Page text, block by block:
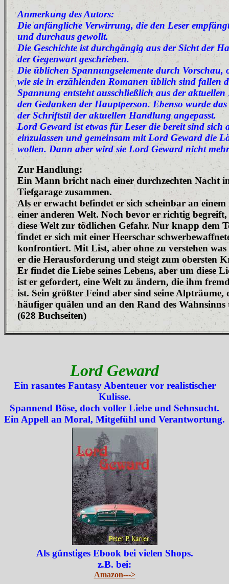
Anmerkung des Autors:
Die anfängliche Verwirrung, die den Leser
und durchaus gewollt.
Die Geschichte ist durchgängig aus der Sicht der
der Gegenwart geschrieben.
Die üblichen Spannungselemente durch Vorschau,
wie sie in erzählenden Romanen üblich sind fallen
Spannung entsteht ausschließlich aus der
den Gedanken der Hauptperson. Ebenso wurde
der Schriftstil der aktuellen Handlung angepasst.
Lord Geward ist etwas für Leser die bereit sind
einzulassen und gemeinsam mit Lord Geward die
wollen. Dann aber wird sie Lord Geward nicht
Zur Handlung:
Ein Mann bricht nach einer durchzechten Nacht
Tiefgarage zusammen.
Als er erwacht befindet er sich scheinbar an
einer anderen Welt. Noch bevor er richtig
diese Welt zur tödlichen Gefahr. Nur knapp dem
findet er sich mit einer Heerschar
konfrontiert. Mit List, aber ohne zu verstehen was
er die Herausforderung und steigt zum obersten
Er findet die Liebe seines Lebens, aber um diese
ist er gefordert, eine Welt zu ändern, die ihm
ist. Sein größter Feind aber sind seine Alpträume,
häufiger quälen und an den Rand des Wahnsinns
(628 Buchseiten)
Lord Geward
Ein rasantes Fantasy Abenteuer vor realistischer
Kulisse.
Spannend Böse, doch voller Liebe und Sehnsucht.
Ein Appell an Moral, Mitgefühl und Verantwortung.
Als günstiges Ebook bei vielen Shops.
z.B. bei:
Amazon--->